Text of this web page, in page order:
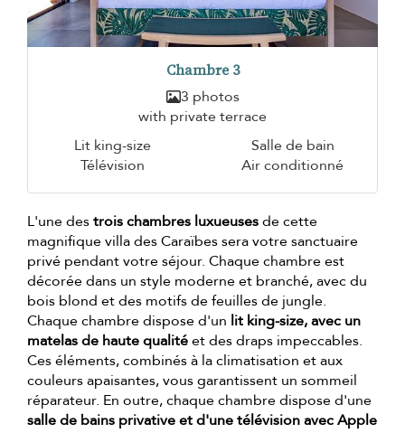
Chambre 3
3 photos
with private terrace
Lit king-size
Salle de bain
Télévision
Air conditionné
L'une destrois chambres luxueusesde cette
magnifique villa des Caraïbes sera votre sanctuaire
privé pendant votre séjour. Chaque chambre est
décorée dans un style moderne et branché, avec du
bois blond et des motifs de feuilles de jungle.
Chaque chambre dispose d'un lit king-size, avec un
matelas de haute qualitéet des draps impeccables.
Ces éléments, combinés à la climatisation et aux
couleurs apaisantes, vous garantissent un sommeil
réparateur. En outre, chaque chambre dispose d'une
salle de bains privative et d'une télévision avec Apple